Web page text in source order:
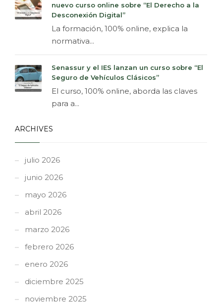
nuevo curso online sobre “El Derecho a la
Desconexión Digital”
La formación, 100% online, explica la
normativa...
Senassur y el IES lanzan un curso sobre “El
Seguro de Vehículos Clásicos”
El curso, 100% online, aborda las claves
para a...
ARCHIVES
julio 2026
junio 2026
mayo 2026
abril 2026
marzo 2026
febrero 2026
enero 2026
diciembre 2025
noviembre 2025